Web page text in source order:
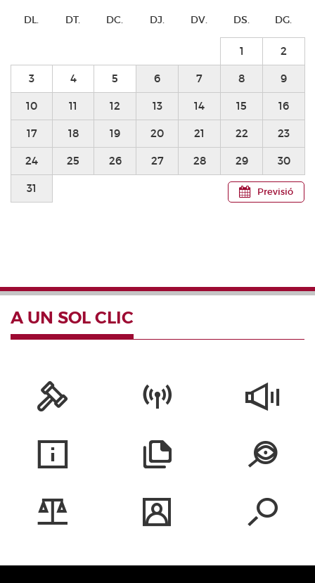
Previsió
DL. DT. DC. DJ. DV. DS. DG.
1 2
3 4 5 6 7 8 9
10 11 12 13 14 15 16
17 18 19 20 21 22 23
24 25 26 27 28 29 30
31
A UN SOL CLIC